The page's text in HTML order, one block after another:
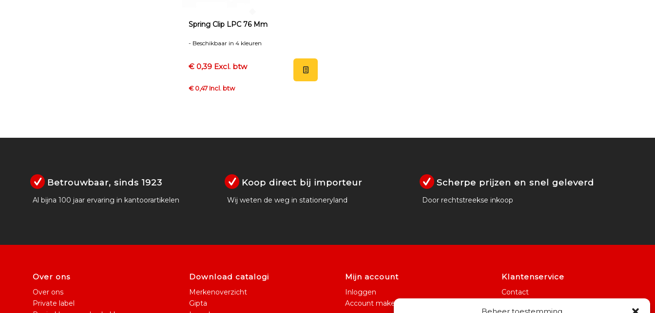
Spring Clip LPC 76 Mm
- Beschikbaar in 4 kleuren
€ 0,39 Excl. btw
€ 0,47 Incl. btw
Betrouwbaar, sinds 1923
Al bijna 100 jaar ervaring in kantoorartikelen
Koop direct bij importeur
Wij weten de weg in stationeryland
Scherpe prijzen en snel geleverd
Door rechtstreekse inkoop
Over ons
Over ons
Private label
Download catalogi
Merkenoverzicht
Gipta
Mijn account
Inloggen
Account maken
Klantenservice
Contact